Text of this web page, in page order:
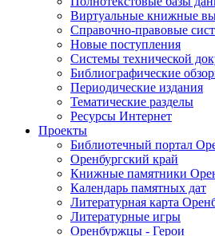
Виртуальные книжные
Справочно-правовые
Новые поступления
Cистемы технической
Библиографические
Периодические издания
Тематические разделы
Ресурсы Интернет
Проекты
Библиотечный портал
Оренбургский край
Книжные памятники
Календарь памятных дат
Литературная карта
Литературные игры
Оренбуржцы - Герои